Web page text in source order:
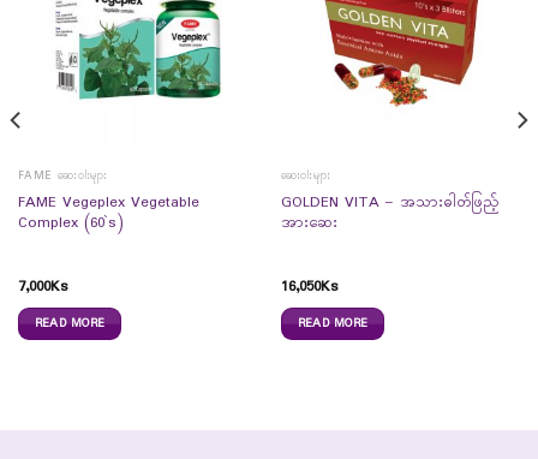
FAME ဆေးဝါးများ
FAME Vegeplex Vegetable
Complex (60`s)
7,000Ks
READ MORE
ဆေးဝါးများ
GOLDEN VITA – အသားဓါတ်ဖြည့်
အားဆေး
16,050Ks
READ MORE